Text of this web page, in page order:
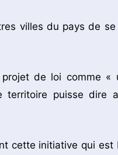
villes du pays de
projet de loi comme «
puisse dire
cette initiative qui est